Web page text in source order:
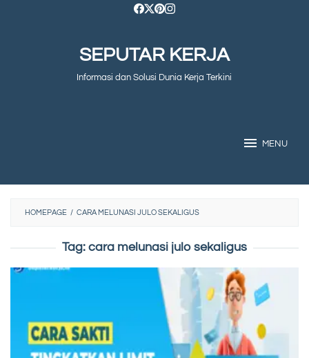
SEPUTAR KERJA
Informasi dan Solusi Dunia Kerja Terkini
MENU
HOMEPAGE / CARA MELUNASI JULO SEKALIGUS
Tag: cara melunasi julo sekaligus